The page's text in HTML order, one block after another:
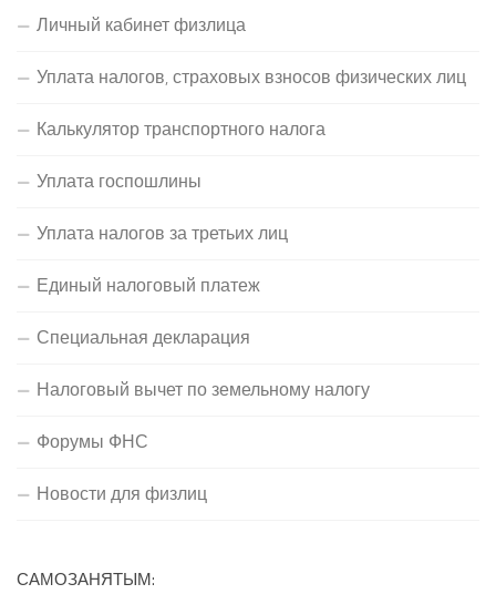
Личный кабинет физлица
Уплата налогов, страховых взносов физических лиц
Калькулятор транспортного налога
Уплата госпошлины
Уплата налогов за третьих лиц
Единый налоговый платеж
Специальная декларация
Налоговый вычет по земельному налогу
Форумы ФНС
Новости для физлиц
САМОЗАНЯТЫМ: